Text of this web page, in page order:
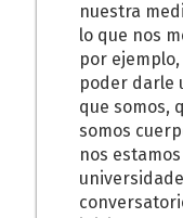
nuestra
lo que nos
por
poder darle
que somos,
somos
nos